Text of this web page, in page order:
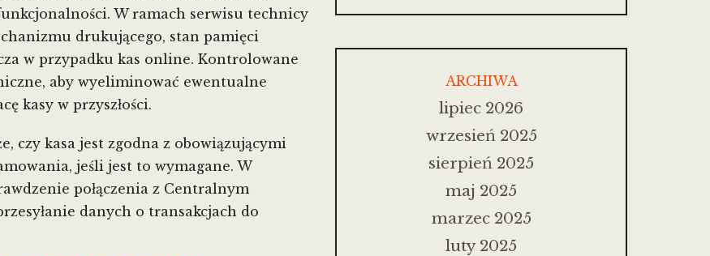
W ramach serwisu technicy
drukującego, stan pamięci
w przypadku kas online. Kontrolowane
aby wyeliminować ewentualne
kasy w przyszłości.
czy kasa jest zgodna z obowiązującymi
jeśli jest to wymagane. W
połączenia z Centralnym
danych o transakcjach do
ARCHIWA
lipiec 2026
wrzesień 2025
sierpień 2025
maj 2025
marzec 2025
luty 2025